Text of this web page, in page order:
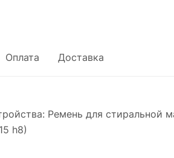
Оплата Доставка
Ремень для стиральной
h8)